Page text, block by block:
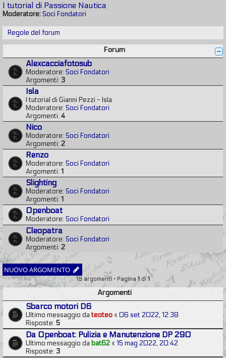
I tutorial di Passione Nautica
Moderatore:Soci Fondatori
Regole del forum
Forum
Alexcacciafotosub
Moderatore: Soci Fondatori
Argomenti: 3
Isla
I tutorial di Gianni Pezzi - Isla
Moderatore: Soci Fondatori
Argomenti: 4
Nico
Moderatore: Soci Fondatori
Argomenti: 2
Renzo
Moderatore: Soci Fondatori
Argomenti: 1
Slighting
Moderatore: Soci Fondatori
Argomenti: 1
Openboat
Moderatore: Soci Fondatori
Cleopatra
Moderatore: Soci Fondatori
Argomenti: 2
NUOVO ARGOMENTO
18 argomenti • Pagina1 di1
Argomenti
Sbarco motori D6
Ultimo messaggio dateoteo « 06 set 2022, 12:38
Risposte: 5
Da Openboat: Pulizia e Manutenzione DP 290
Ultimo messaggio da bat62 « 15 mag 2022, 20:42
Risposte: 3